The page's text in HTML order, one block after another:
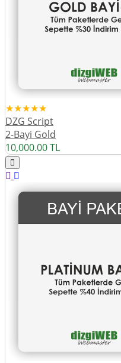
★★★★★
DZG Script
2-Bayi Gold
10,000.00TL